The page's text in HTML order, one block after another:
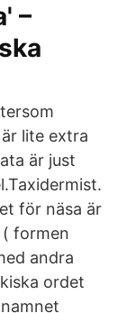
–
lite extra
är just
för näsa är
formen
andra
ordet